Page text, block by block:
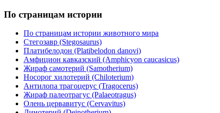
По страницам истории
По страницам истории животного мира
Стегозавр (Stegosaurus)
Платибелодон (Platibelodon danovi)
Амфицион кавказский (Amphicyon caucasicus)
Жираф самотерий (Samotherium)
Носорог хилотерий (Chiloterium)
Антилопа трагоцерус (Tragocerus)
Жираф палеотрагус (Palaeotragus)
Олень цервавитус (Cervavitus)